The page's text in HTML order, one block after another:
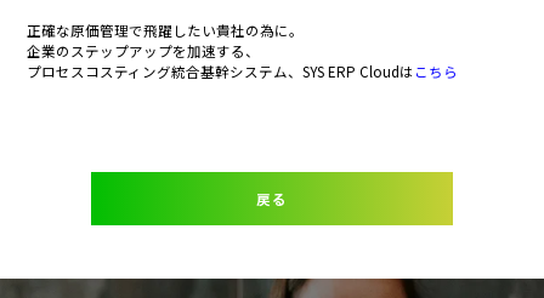
正確な原価管理で飛躍したい貴社の為に。
企業のステップアップを加速する、
プロセスコスティング統合基幹システム、SYS ERP Cloudはこちら
戻る